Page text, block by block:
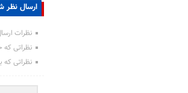
ارسال نظر
نظرات
نظراتی که
نظراتی که